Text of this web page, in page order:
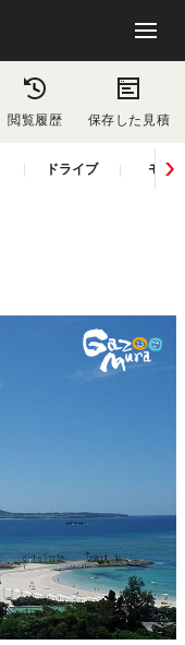
閲覧履歴 保存した見積
ドライブ モー